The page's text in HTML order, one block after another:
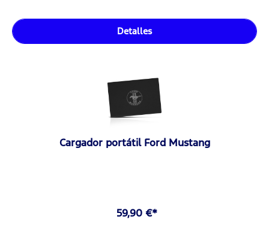
Detalles
Cargador portátil Ford Mustang
59,90 €*